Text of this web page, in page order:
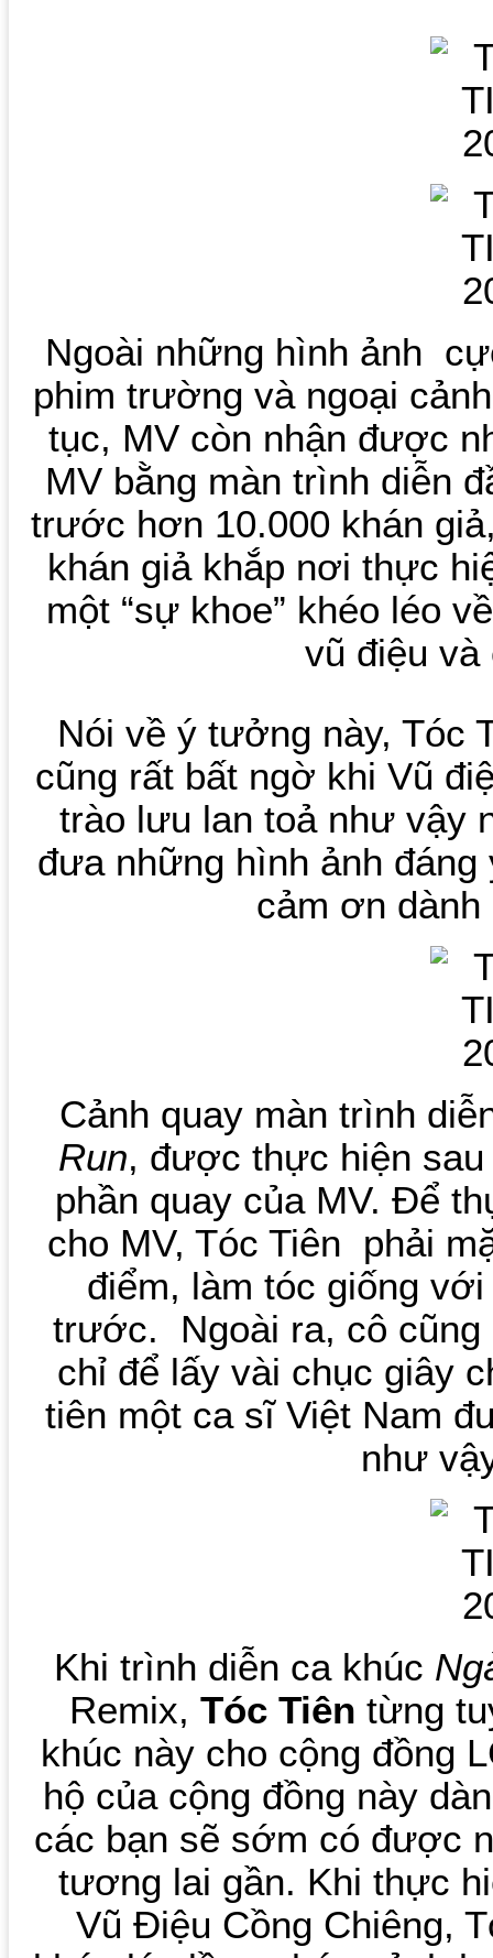
Ngoài những hình ảnh
phim trường và ngoại
tục, MV còn nhận được
MV bằng màn trình diễn
trước hơn 10.000 khán
khán giả khắp nơi thực
một “sự khoe” khéo léo
vũ điệu và
Nói về ý tưởng này, Tóc
cũng rất bất ngờ khi Vũ
trào lưu lan toả như vậy
đưa những hình ảnh
cảm ơn dành
Cảnh quay màn trình
Run, được thực hiện sau
phần quay của MV. Để
cho MV, Tóc Tiên phải
điểm, làm tóc giống
trước. Ngoài ra, cô cũng
chỉ để lấy vài chục giây
tiên một ca sĩ Việt Nam
như
Khi trình diễn ca khúc
Remix, Tóc Tiên từng
khúc này cho cộng đồng
hộ của cộng đồng này
các bạn sẽ sớm có được
tương lai gần. Khi thực
Vũ Điệu Cồng Chiêng,